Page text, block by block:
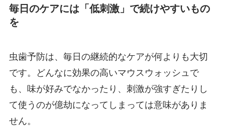
毎日のケアには「低刺激」で続けやすいもの
を
虫歯予防は、毎日の継続的なケアが何よりも大切
です。どんなに効果の高いマウスウォッシュで
も、味が好みでなかったり、刺激が強すぎたりし
て使うのが億劫になってしまっては意味がありま
せん。